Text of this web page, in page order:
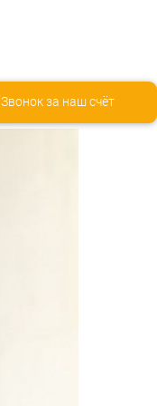
Звонок за наш счёт